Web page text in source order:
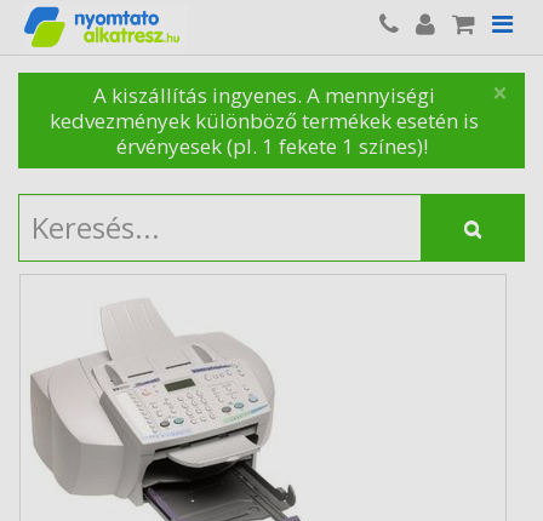
×
A kiszállítás ingyenes. A mennyiségi
kedvezmények különböző termékek esetén is
érvényesek (pl. 1 fekete 1 színes)!